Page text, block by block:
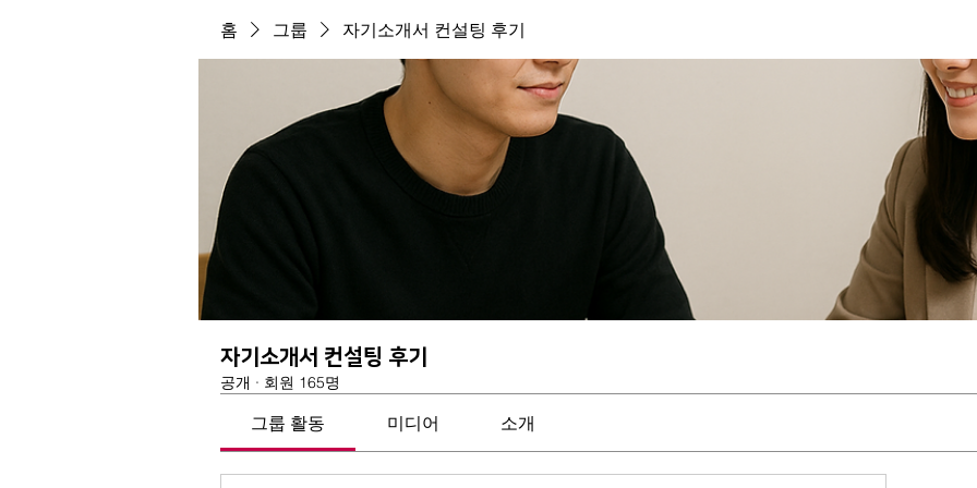
홈 그룹 자기소개서 컨설팅 후기
자기소개서 컨설팅 후기
공개 · 회원 165명
그룹 활동 미디어 소개